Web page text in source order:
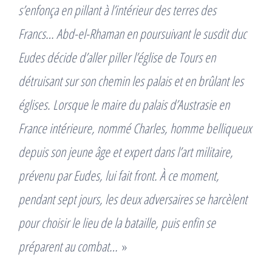
s’enfonça en pillant à l’intérieur des terres des
Francs… Abd-el-Rhaman en poursuivant le susdit duc
Eudes décide d’aller piller l’église de Tours en
détruisant sur son chemin les palais et en brûlant les
églises. Lorsque le maire du palais d’Austrasie en
France intérieure, nommé Charles, homme belliqueux
depuis son jeune âge et expert dans l’art militaire,
prévenu par Eudes, lui fait front. À ce moment,
pendant sept jours, les deux adversaires se harcèlent
pour choisir le lieu de la bataille, puis enfin se
préparent au combat… »